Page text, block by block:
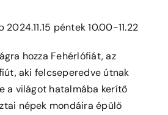
péntek 10.00-11.22
hozza Fehérlófiát, az
aki felcseperedve útnak
a világot hatalmába kerítő
népek mondáira épülő